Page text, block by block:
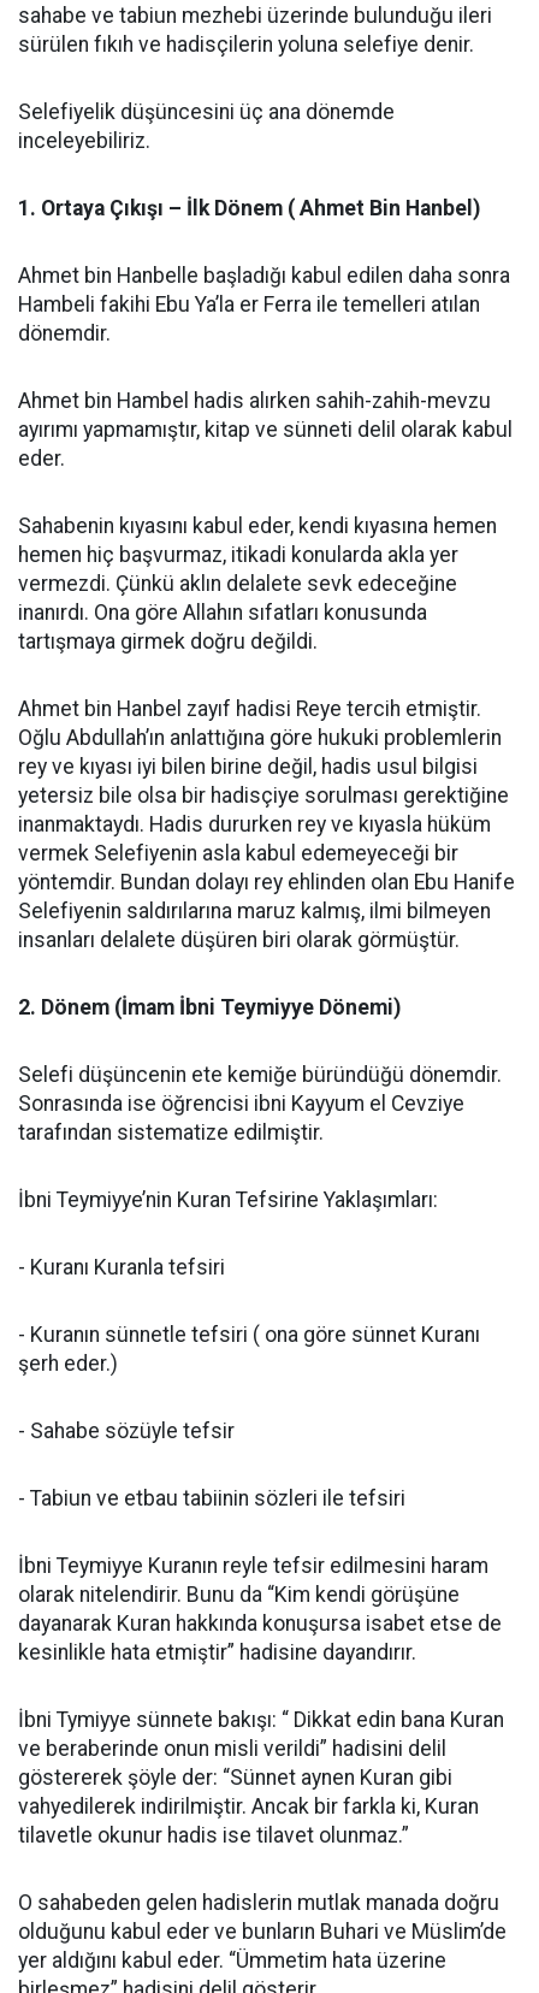
sahabe ve tabiun mezhebi üzerinde bulunduğu ileri
sürülen fıkıh ve hadisçilerin yoluna selefiye denir.
Selefiyelik düşüncesini üç ana dönemde
inceleyebiliriz.
1. Ortaya Çıkışı – İlk Dönem ( Ahmet Bin Hanbel)
Ahmet bin Hanbelle başladığı kabul edilen daha sonra
Hambeli fakihi Ebu Ya’la er Ferra ile temelleri atılan
dönemdir.
Ahmet bin Hambel hadis alırken sahih-zahih-mevzu
ayırımı yapmamıştır, kitap ve sünneti delil olarak kabul
eder.
Sahabenin kıyasını kabul eder, kendi kıyasına hemen
hemen hiç başvurmaz, itikadi konularda akla yer
vermezdi. Çünkü aklın delalete sevk edeceğine
inanırdı. Ona göre Allahın sıfatları konusunda
tartışmaya girmek doğru değildi.
Ahmet bin Hanbel zayıf hadisi Reye tercih etmiştir.
Oğlu Abdullah’ın anlattığına göre hukuki problemlerin
rey ve kıyası iyi bilen birine değil, hadis usul bilgisi
yetersiz bile olsa bir hadisçiye sorulması gerektiğine
inanmaktaydı. Hadis dururken rey ve kıyasla hüküm
vermek Selefiyenin asla kabul edemeyeceği bir
yöntemdir. Bundan dolayı rey ehlinden olan Ebu Hanife
Selefiyenin saldırılarına maruz kalmış, ilmi bilmeyen
insanları delalete düşüren biri olarak görmüştür.
2. Dönem (İmam İbni Teymiyye Dönemi)
Selefi düşüncenin ete kemiğe büründüğü dönemdir.
Sonrasında ise öğrencisi ibni Kayyum el Cevziye
tarafından sistematize edilmiştir.
İbni Teymiyye’nin Kuran Tefsirine Yaklaşımları:
- Kuranı Kuranla tefsiri
- Kuranın sünnetle tefsiri ( ona göre sünnet Kuranı
şerh eder.)
- Sahabe sözüyle tefsir
- Tabiun ve etbau tabiinin sözleri ile tefsiri
İbni Teymiyye Kuranın reyle tefsir edilmesini haram
olarak nitelendirir. Bunu da “Kim kendi görüşüne
dayanarak Kuran hakkında konuşursa isabet etse de
kesinlikle hata etmiştir” hadisine dayandırır.
İbni Tymiyye sünnete bakışı: “ Dikkat edin bana Kuran
ve beraberinde onun misli verildi” hadisini delil
göstererek şöyle der: “Sünnet aynen Kuran gibi
vahyedilerek indirilmiştir. Ancak bir farkla ki, Kuran
tilavetle okunur hadis ise tilavet olunmaz.”
O sahabeden gelen hadislerin mutlak manada doğru
olduğunu kabul eder ve bunların Buhari ve Müslim’de
yer aldığını kabul eder. “Ümmetim hata üzerine